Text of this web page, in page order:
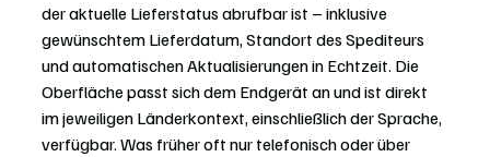
der aktuelle Lieferstatus abrufbar ist – inklusive
gewünschtem Lieferdatum, Standort des Spediteurs
und automatischen Aktualisierungen in Echtzeit. Die
Oberfläche passt sich dem Endgerät an und ist direkt
im jeweiligen Länderkontext, einschließlich der Sprache,
verfügbar. Was früher oft nur telefonisch oder über